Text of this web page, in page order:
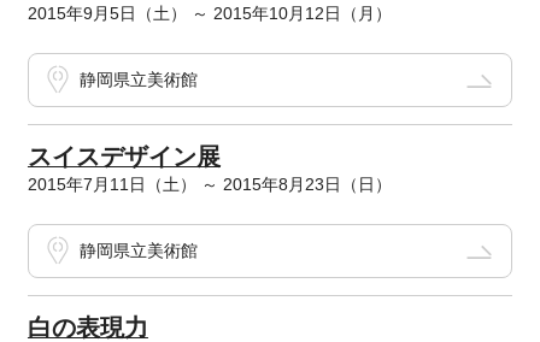
2015年9月5日（土） ～ 2015年10月12日（月）
静岡県立美術館
スイスデザイン展
2015年7月11日（土） ～ 2015年8月23日（日）
静岡県立美術館
白の表現力